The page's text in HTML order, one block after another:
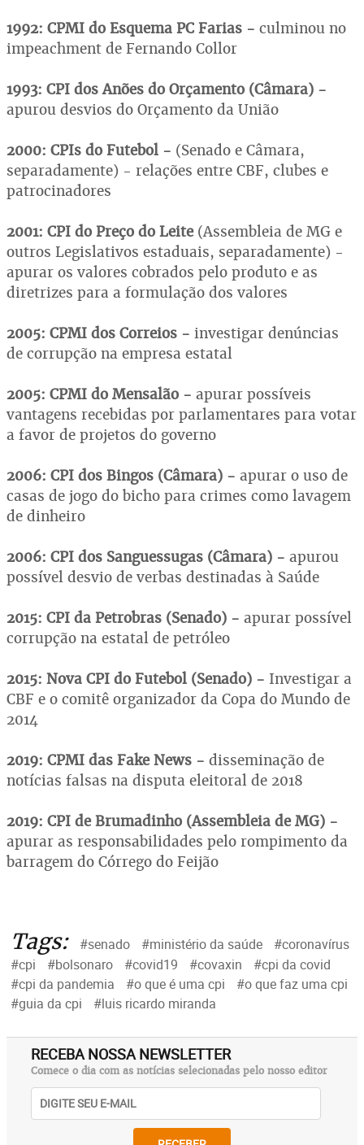
1992: CPMI do Esquema PC Farias - culminou no
impeachment de Fernando Collor
1993: CPI dos Anões do Orçamento (Câmara) -
apurou desvios do Orçamento da União
2000: CPIs do Futebol - (Senado e Câmara,
separadamente) - relações entre CBF, clubes e
patrocinadores
2001: CPI do Preço do Leite(Assembleia de MG e
outros Legislativos estaduais, separadamente) -
apurar os valores cobrados pelo produto e as
diretrizes para a formulação dos valores
2005: CPMI dos Correios - investigar denúncias
de corrupção na empresa estatal
2005: CPMI do Mensalão - apurar possíveis
vantagens recebidas por parlamentares para votar
a favor de projetos do governo
2006: CPI dos Bingos (Câmara) - apurar o uso de
casas de jogo do bicho para crimes como lavagem
de dinheiro
2006: CPI dos Sanguessugas (Câmara) - apurou
possível desvio de verbas destinadas à Saúde
2015: CPI da Petrobras (Senado) - apurar possível
corrupção na estatal de petróleo
2015: Nova CPI do Futebol (Senado) - Investigar a
CBF e o comitê organizador da Copa do Mundo de
2014
2019: CPMI das Fake News - disseminação de
notícias falsas na disputa eleitoral de 2018
2019: CPI de Brumadinho (Assembleia de MG) -
apurar as responsabilidades pelo rompimento da
barragem do Córrego do Feijão
Tags: #senado #ministério da saúde
#coronavírus
#cpi
#bolsonaro #covid19 #covaxin
#cpi da covid
#cpi da pandemia
#o que é uma cpi
#o que faz uma cpi
#guia da cpi
#luis ricardo miranda
RECEBA NOSSA NEWSLETTER
Comece o dia com as notícias selecionadas pelo nosso editor